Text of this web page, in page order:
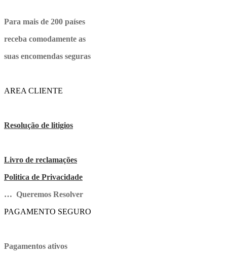
Para mais de 200 países
receba comodamente as
suas encomendas seguras
AREA CLIENTE
Resolução de litigios
Livro de reclamações
Politica de Privacidade
… Queremos Resolver
PAGAMENTO SEGURO
Pagamentos ativos